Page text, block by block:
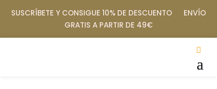
SUSCRÍBETE Y CONSIGUE 10% DE DESCUENTO ENVÍO
GRATIS A PARTIR DE 49€